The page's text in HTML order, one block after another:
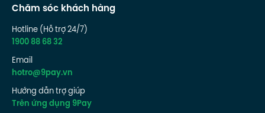
Chăm sóc khách hàng
Hotline (Hỗ trợ 24/7)
1900 88 68 32
Email
hotro@9pay.vn
Hướng dẫn trợ giúp
Trên ứng dụng 9Pay